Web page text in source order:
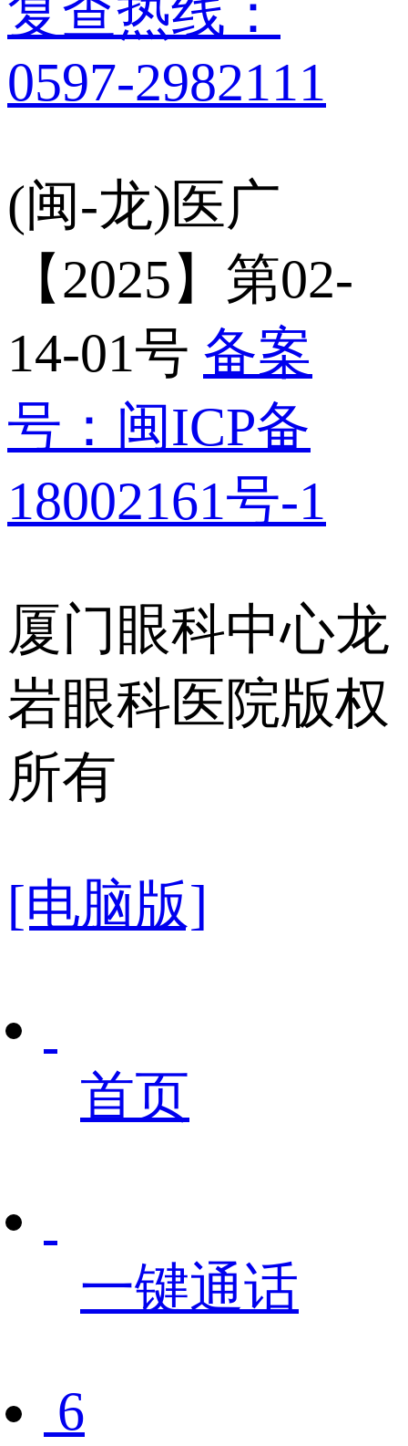
复查热线：
0597-2982111
(闽-龙)医广
【2025】第02-
14-01号 备案
号：闽ICP备
18002161号-1
厦门眼科中心龙
岩眼科医院版权
所有
[电脑版]
首页
一键通话
6